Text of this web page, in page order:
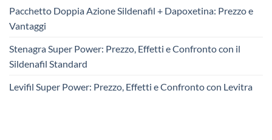
Pacchetto Doppia Azione Sildenafil + Dapoxetina: Prezzo e
Vantaggi
Stenagra Super Power: Prezzo, Effetti e Confronto con il
Sildenafil Standard
Levifil Super Power: Prezzo, Effetti e Confronto con Levitra